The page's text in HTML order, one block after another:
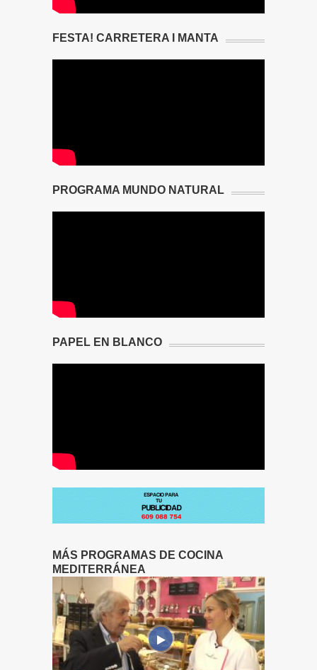
FESTA! CARRETERA I MANTA
PROGRAMA MUNDO NATURAL
PAPEL EN BLANCO
MÁS PROGRAMAS DE COCINA
MEDITERRÁNEA